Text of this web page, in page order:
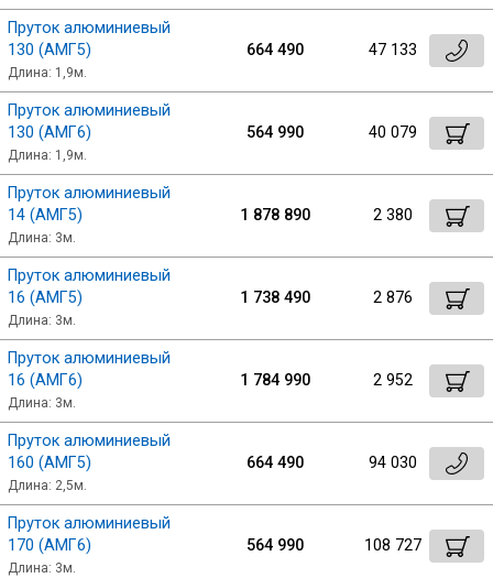
Пруток алюминиевый
130 (АМГ5)
Длина: 1,9м.
664 490 47 133
Пруток алюминиевый
130 (АМГ6)
Длина: 1,9м.
564 990 40 079
Пруток алюминиевый
14 (АМГ5)
Длина: 3м.
1 878 890 2 380
Пруток алюминиевый
16 (АМГ5)
Длина: 3м.
1 738 490 2 876
Пруток алюминиевый
16 (АМГ6)
Длина: 3м.
1 784 990 2 952
Пруток алюминиевый
160 (АМГ5)
Длина: 2,5м.
664 490 94 030
Пруток алюминиевый
170 (АМГ6)
Длина: 3м.
564 990 108 727